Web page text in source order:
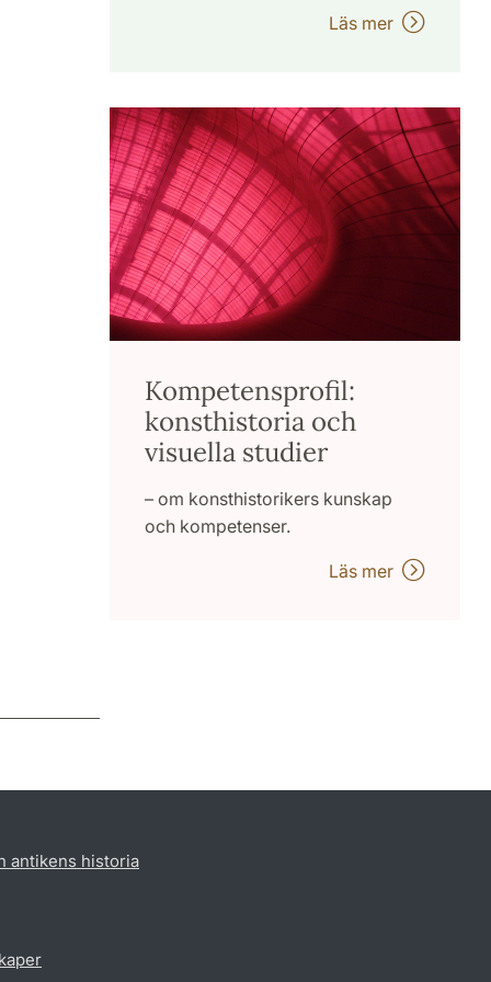
Läs mer
Kompetensprofil:
konsthistoria och
visuella studier
– om konsthistorikers kunskap
och kompetenser.
Läs mer
antikens historia